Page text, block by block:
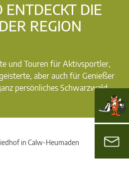
ENTDECKT DIE
REGION
und Touren für Aktivsportler,
aber auch für Genießer
persönliches Schwarzwald-
in Calw-Heumaden